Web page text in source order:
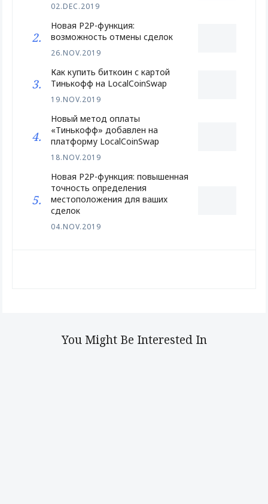
02.DEC.2019
Новая P2P-функция:
возможность отмены сделок
26.NOV.2019
Как купить биткоин с картой
Тинькофф на LocalCoinSwap
19.NOV.2019
Новый метод оплаты
«Тинькофф» добавлен на
платформу LocalCoinSwap
18.NOV.2019
Новая P2P-функция: повышенная
точность определения
местоположения для ваших
сделок
04.NOV.2019
You Might Be Interested In